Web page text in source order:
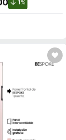
1%de descuento.